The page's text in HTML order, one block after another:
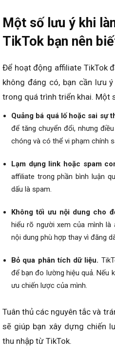
Một số lưu ý khi
TikTok bạn nên
Để hoạt động affiliate TikTok
không đáng có, bạn cần lưu
trong quá trình triển khai. Một
Quảng bá quá lố hoặc sai sự
để tăng chuyển đổi, nhưng
chóng và có thể vi phạm chính
Lạm dụng link hoặc spam
affiliate trong phần bình luận
dấu là spam.
Không tối ưu nội dung cho
hiểu rõ người xem của mình
nội dung phù hợp thay vì đăng
Bỏ qua phân tích dữ liệu.
để bạn đo lường hiệu quả. Nếu
ưu chiến lược của mình.
Tuân thủ các nguyên tắc và
sẽ giúp bạn xây dựng chiến
thu nhập từ TikTok.